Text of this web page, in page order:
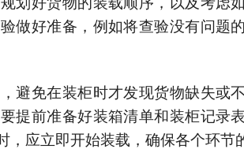
做好准备，例如将查验没有问题
避免在装柜时才发现货物缺失或
提前准备好装箱清单和装柜记录
应立即开始装载，确保各个环节